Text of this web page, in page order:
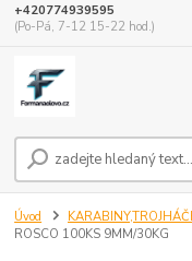
+420774939595
(Po-Pá, 7-12 15-22 hod.)
Úvod
ROSCO 100KS 9MM/30KG